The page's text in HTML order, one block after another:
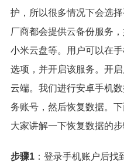
护，所以很多情况下会选
厂商都会提供云备份服务
小米云盘等。用户可以在
选项，并开启该服务。开
云端。我们进行安卓手机
务账号，然后恢复数据。
大家讲解一下恢复数据的步
步骤1：登录手机账户后找